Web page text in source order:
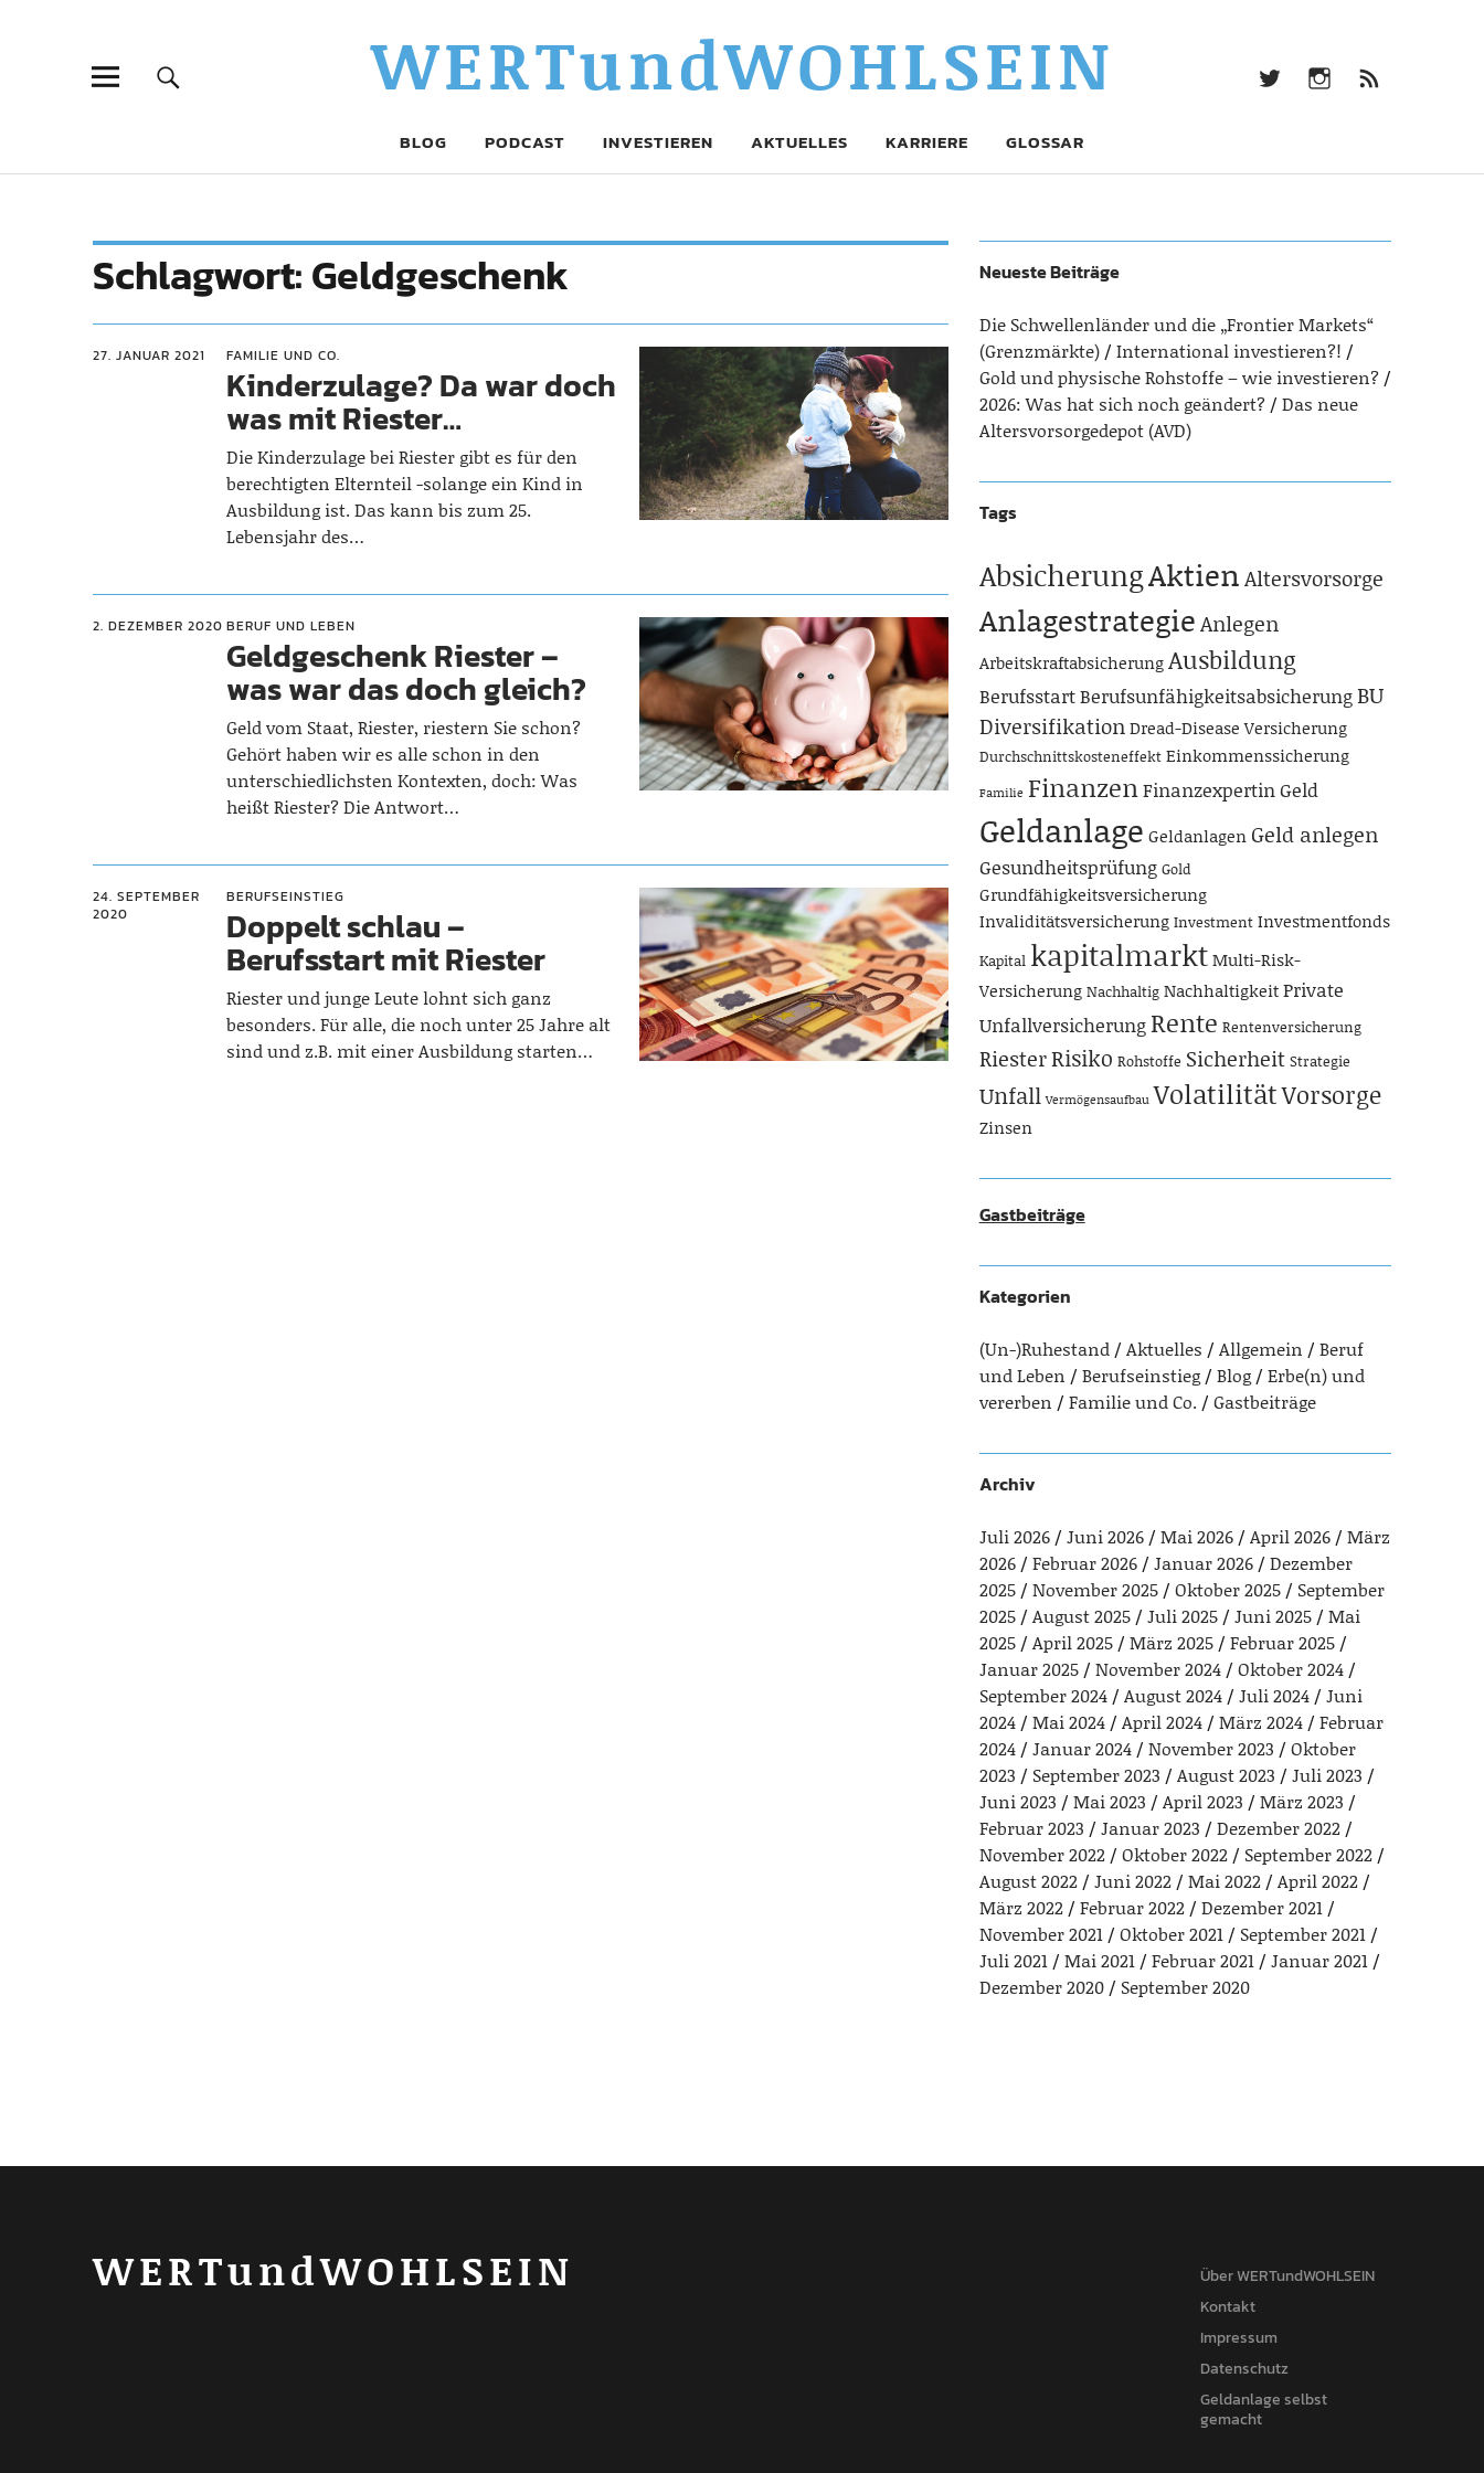
WERTundWOHLSEIN
(RSS)
BLOG PODCAST INVESTIEREN AKTUELLES KARRIERE GLOSSAR
Schlagwort:Geldgeschenk
27. JANUAR 2021 FAMILIE UND CO.
Kinderzulage? Da war doch
was mit Riester…
Die Kinderzulage bei Riester gibt es für den
berechtigten Elternteil -solange ein Kind in
Ausbildung ist. Das kann bis zum 25.
Lebensjahr des…
2. DEZEMBER 2020 BERUF UND LEBEN
Geldgeschenk Riester –
was war das doch gleich?
Geld vom Staat, Riester, riestern Sie schon?
Gehört haben wir es alle schon in den
unterschiedlichsten Kontexten, doch: Was
heißt Riester? Die Antwort…
24. SEPTEMBER
2020
BERUFSEINSTIEG
Doppelt schlau –
Berufsstart mit Riester
Riester und junge Leute lohnt sich ganz
besonders. Für alle, die noch unter 25 Jahre alt
sind und z.B. mit einer Ausbildung starten…
Neueste Beiträge
Die Schwellenländer und die „Frontier Markets“
(Grenzmärkte)
International investieren?!
Gold und physische Rohstoffe – wie investieren?
2026: Was hat sich noch geändert?
Das neue
Altersvorsorgedepot (AVD)
Tags
AbsicherungAktienAltersvorsorge
AnlagestrategieAnlegen
ArbeitskraftabsicherungAusbildung
BerufsstartBerufsunfähigkeitsabsicherungBU
DiversifikationDread-Disease Versicherung
Durchschnittskosteneffekt Einkommenssicherung
Familie FinanzenFinanzexpertinGeld
Geldanlage Geldanlagen Geld anlegen
Gesundheitsprüfung Gold
Grundfähigkeitsversicherung
Invaliditätsversicherung Investment Investmentfonds
Kapital kapitalmarktMulti-Risk-
Versicherung Nachhaltig NachhaltigkeitPrivate
Unfallversicherung Rente Rentenversicherung
RiesterRisiko Rohstoffe Sicherheit Strategie
Unfall Vermögensaufbau VolatilitätVorsorge
Zinsen
Gastbeiträge
Kategorien
(Un-)Ruhestand Aktuelles Allgemein
Beruf
und Leben
Berufseinstieg Blog
Erbe(n) und
vererben
Familie und Co. Gastbeiträge
Archiv
Juli 2026 Juni 2026 Mai 2026 April 2026
März
2026
Februar 2026 Januar 2026
Dezember
2025
November 2025 Oktober 2025
September
2025
August 2025 Juli 2025 Juni 2025
Mai
2025
April 2025 März 2025
Februar 2025
Januar 2025
November 2024
Oktober 2024
September 2024
August 2024 Juli 2024
Juni
2024
Mai 2024 April 2024 März 2024
Februar
2024
Januar 2024 November 2023
Oktober
2023
September 2023 August 2023
Juli 2023
Juni 2023
Mai 2023 April 2023
März 2023
Februar 2023
Januar 2023
Dezember 2022
November 2022
Oktober 2022
September 2022
August 2022
Juni 2022 Mai 2022
April 2022
März 2022
Februar 2022
Dezember 2021
November 2021
Oktober 2021
September 2021
Juli 2021
Mai 2021 Februar 2021
Januar 2021
Dezember 2020
September 2020
WERTundWOHLSEIN
Über WERTundWOHLSEIN
Kontakt
Impressum
Datenschutz
Geldanlage selbst
gemacht